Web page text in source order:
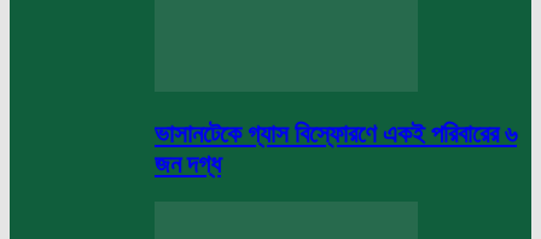
ভাসানটেকে গ্যাস বিস্ফোরণে একই পরিবারের ৬
জন দগ্ধ